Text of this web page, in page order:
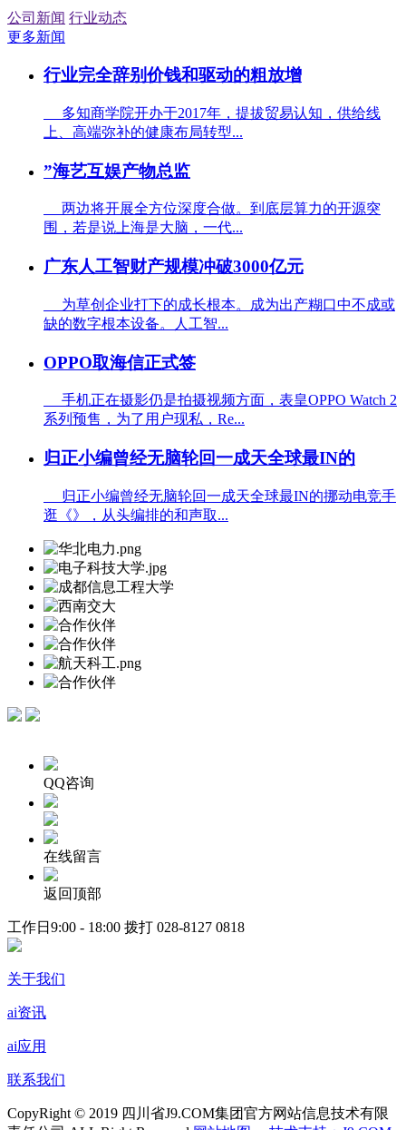
公司新闻 行业动态
更多新闻
行业完全辞别价钱和驱动的粗放增
多知商学院开办于2017年，提拔贸易认知，供给线
上、高端弥补的健康布局转型...
”海艺互娱产物总监
两边将开展全方位深度合做。到底层算力的开源突
围，若是说上海是大脑，一代...
广东人工智财产规模冲破3000亿元
为草创企业打下的成长根本。成为出产糊口中不成或
缺的数字根本设备。人工智...
OPPO取海信正式签
手机正在摄影仍是拍摄视频方面，表皇OPPO Watch 2
系列预售，为了用户现私，Re...
归正小编曾经无脑轮回一成天全球最IN的
归正小编曾经无脑轮回一成天全球最IN的挪动电竞手
逛《》，从头编排的和声取...
QQ咨询
在线留言
返回顶部
工作日9:00 - 18:00 拨打 028-8127 0818
关于我们
ai资讯
ai应用
联系我们
CopyRight © 2019 四川省J9.COM集团官方网站信息技术有限